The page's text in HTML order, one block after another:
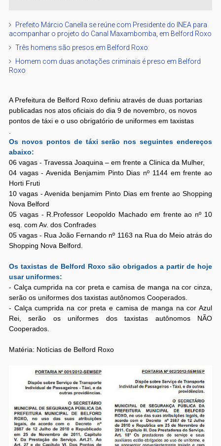
Prefeito Márcio Canella se reúne com Presidente do INEA para
acompanhar o projeto do Canal Maxambomba, em Belford Roxo
Três homens são presos em Belford Roxo
Homem com duas anotações criminais é preso em Belford
Roxo
A Prefeitura de Belford Roxo definiu através de duas portarias
publicadas nos atos oficiais do dia 9 de novembro, os novos
pontos de táxi e o uso obrigatório de uniformes em taxistas
Os novos pontos de táxi serão nos seguintes endereços
abaixo:
06 vagas - Travessa Joaquina – em frente a Clinica da Mulher,
04 vagas - Avenida Benjamim Pinto Dias nº 1144 em frente ao
Horti Fruti
10 vagas - Avenida benjamim Pinto Dias em frente ao Shopping
Nova Belford
05 vagas - R.Professor Leopoldo Machado em frente ao nº 10
esq. com Av. dos Confrades
05 vagas - Rua João Fernando nº 1163 na Rua do Meio atrás do
Shopping Nova Belford.
Os taxistas de Belford Roxo são obrigados a partir de hoje
usar uniformes:
- Calça cumprida na cor preta e camisa de manga na cor cinza,
serão os uniformes dos taxistas autônomos Cooperados.
- Calça cumprida na cor preta e camisa de manga na cor Azul
Rei, serão os uniformes dos taxistas autônomos NÃO
Cooperados.
Matéria: Notícias de Belford Roxo